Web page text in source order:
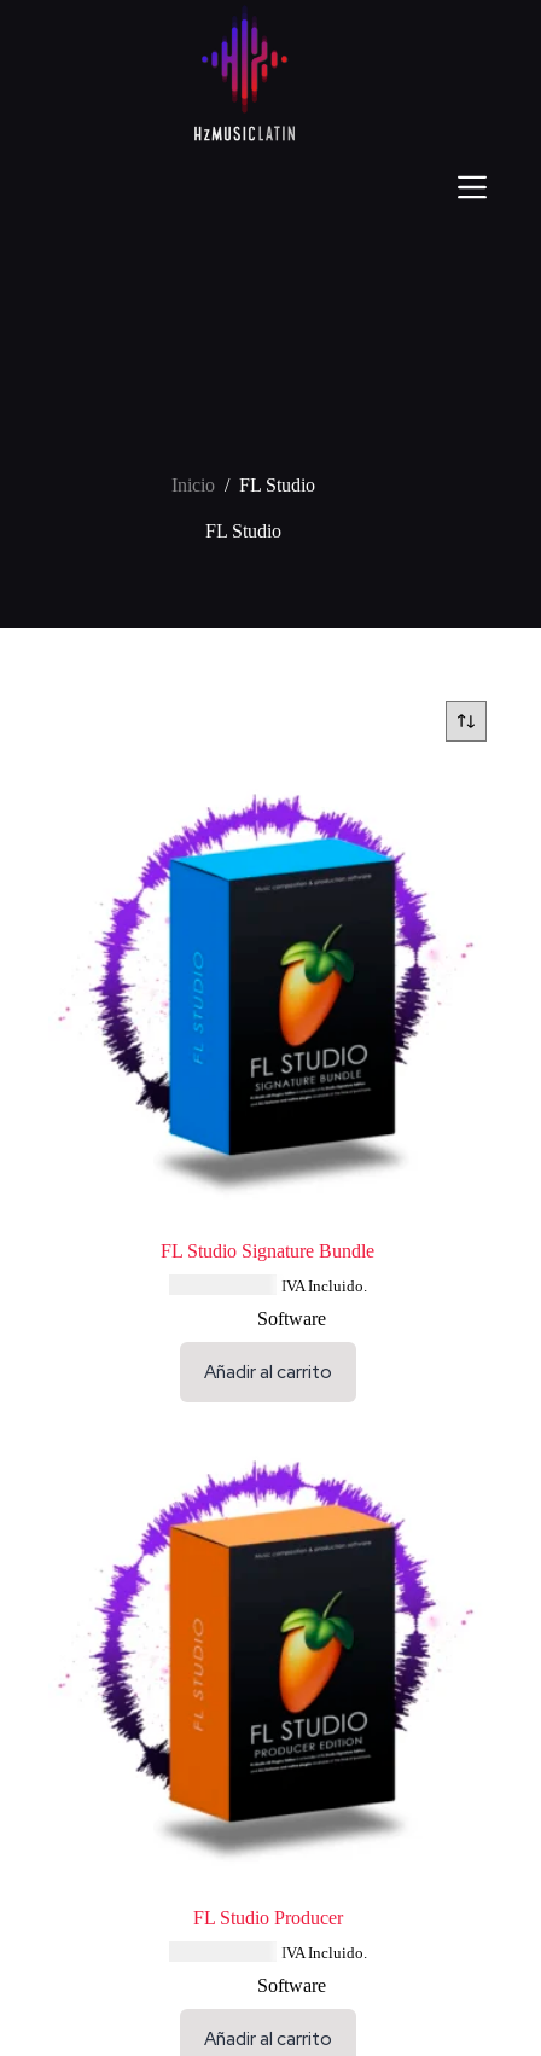
Inicio / FL Studio
FL Studio
FL Studio Signature Bundle
IVA Incluido.
Software
Añadir al carrito
FL Studio Producer
IVA Incluido.
Software
Añadir al carrito